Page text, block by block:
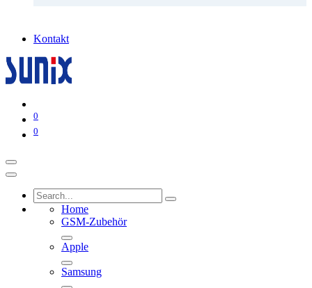
Kontakt
0
0
Home
GSM-Zubehör
Apple
Samsung